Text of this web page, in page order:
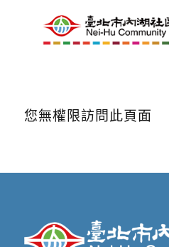
您無權限訪問此頁面